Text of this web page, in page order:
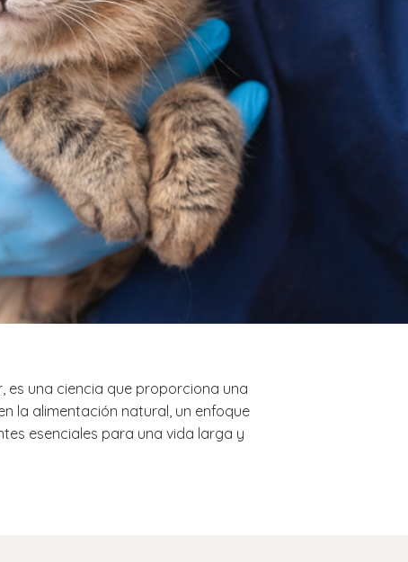
es una ciencia que proporciona una
la alimentación natural, un enfoque
esenciales para una vida larga y